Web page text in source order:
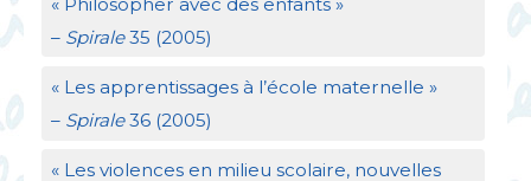
– Spirale35 (2005)
« Les apprentissages à l’école maternelle »
– Spirale36 (2005)
« Les violences en milieu scolaire, nouvelles